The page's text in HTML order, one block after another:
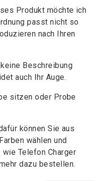
Produkt möchte ich
passt nicht so
nach Ihren
Beschreibung
auch Ihr Auge.
sitzen oder Probe
können Sie aus
wählen und
Telefon Charger
dazu bestellen.